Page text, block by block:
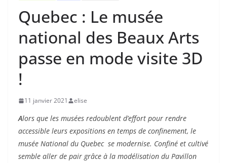
Quebec : Le musée
national des Beaux Arts
passe en mode visite 3D
!
11 janvier 2021 elise
Alors que les musées redoublent d’effort pour rendre
accessible leurs expositions en temps de confinement, le
musée National du Quebec se modernise. Confiné et cultivé
semble aller de pair grâce à la modélisation du Pavillon